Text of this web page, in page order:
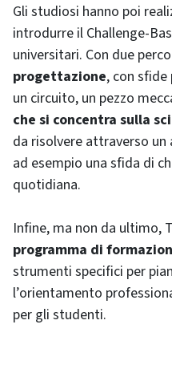
Gli studiosi hanno poi
introdurre il Challenge-
universitari. Con due
progettazione, con
un circuito, un pezzo
che si concentra sulla
da risolvere attraverso
ad esempio una sfida di
quotidiana.
Infine, ma non da ultimo,
programma di
strumenti specifici per
l’orientamento
per gli studenti.